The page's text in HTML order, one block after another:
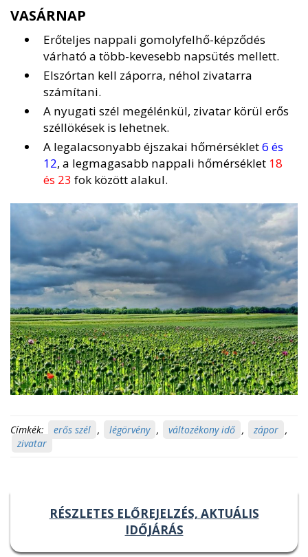
VASÁRNAP
Erőteljes nappali gomolyfelhő-képződés
várható a több-kevesebb napsütés mellett.
Elszórtan kell záporra, néhol zivatarra
számítani.
A nyugati szél megélénkül, zivatar körül erős
széllökések is lehetnek.
A legalacsonyabb éjszakai hőmérséklet6 és
12, a legmagasabb nappali hőmérséklet 18
és 23 fok között alakul.
Címkék: erős szél , légörvény , változékony idő , zápor ,
zivatar
RÉSZLETES ELŐREJELZÉS, AKTUÁLIS
IDŐJÁRÁS